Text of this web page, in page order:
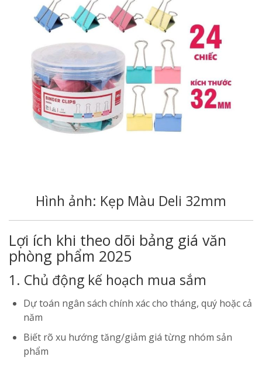
Hình ảnh: Kẹp Màu Deli 32mm
Lợi ích khi theo dõi bảng giá văn
phòng phẩm 2025
1. Chủ động kế hoạch mua sắm
Dự toán ngân sách chính xác cho tháng, quý hoặc cả
năm
Biết rõ xu hướng tăng/giảm giá từng nhóm sản
phẩm